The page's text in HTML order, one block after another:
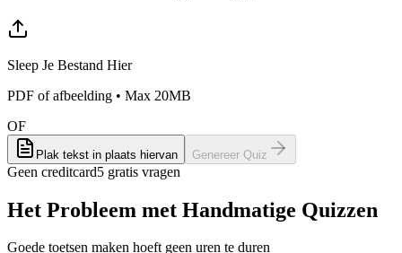
Sleep Je Bestand Hier
PDF of afbeelding • Max 20MB
OF
Plak tekst in plaats hiervan Genereer Quiz
Geen creditcard5 gratis vragen
Het Probleem met Handmatige Quizzen
Goede toetsen maken hoeft geen uren te duren